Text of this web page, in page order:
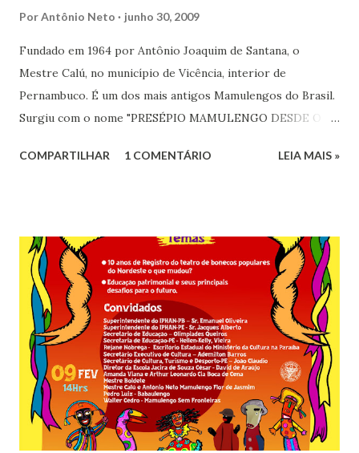
PorAntônio Neto junho 30, 2009
Fundado em 1964 por Antônio Joaquim de Santana, o
Mestre Calú, no município de Vicência, interior de
Pernambuco. É um dos mais antigos Mamulengos do Brasil.
Surgiu com o nome "PRESÉPIO MAMULENGO DESDE O
cultura local levando ao riso aqueles que contemplam a
mamulengo do Mestre Calú saiu de cena por um tempo e
voltou a se apresentar a pouco mais de no início do século
com o nome "PRESÉPIO MAMULENGO FLOR DE JASMIM"
e hoje ele é apresentado durante o ano todo em diversas
cidades do interior de Pernambuco.
COMPARTILHAR 1 COMENTÁRIO LEIA MAIS »